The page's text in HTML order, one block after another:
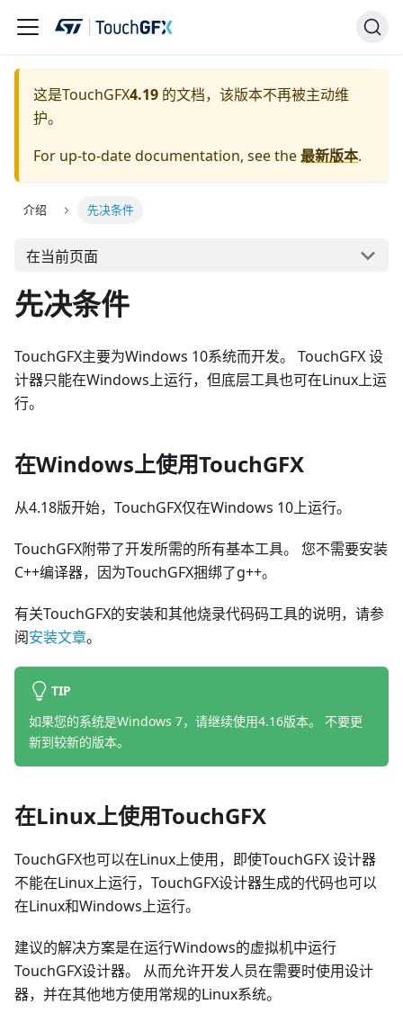
这是TouchGFX4.19 的文档，该版本不再被主动维
护。
For up-to-date documentation, see the最新版本.
介绍 先决条件
在当前页面
先决条件
TouchGFX主要为Windows 10系统而开发。 TouchGFX 设
计器只能在Windows上运行，但底层工具也可在Linux上运
行。
在Windows上使用TouchGFX
从4.18版开始，TouchGFX仅在Windows 10上运行。
TouchGFX附带了开发所需的所有基本工具。 您不需要安装
C++编译器，因为TouchGFX捆绑了g++。
有关TouchGFX的安装和其他烧录代码码工具的说明，请参
阅安装文章。
TIP
如果您的系统是Windows 7，请继续使用4.16版本。 不要更
新到较新的版本。
在Linux上使用TouchGFX
TouchGFX也可以在Linux上使用，即使TouchGFX 设计器
不能在Linux上运行，TouchGFX设计器生成的代码也可以
在Linux和Windows上运行。
建议的解决方案是在运行Windows的虚拟机中运行
TouchGFX设计器。 从而允许开发人员在需要时使用设计
器，并在其他地方使用常规的Linux系统。